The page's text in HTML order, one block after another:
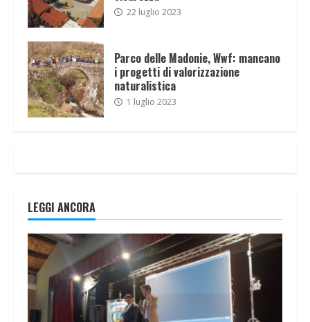
22 luglio 2023
Parco delle Madonie, Wwf: mancano
i progetti di valorizzazione
naturalistica
1 luglio 2023
LEGGI ANCORA